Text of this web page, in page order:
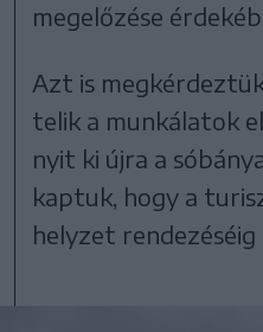
megelőzése
Azt is
telik a munkálatok
nyit ki újra a
kaptuk, hogy a
helyzet rendezéséig